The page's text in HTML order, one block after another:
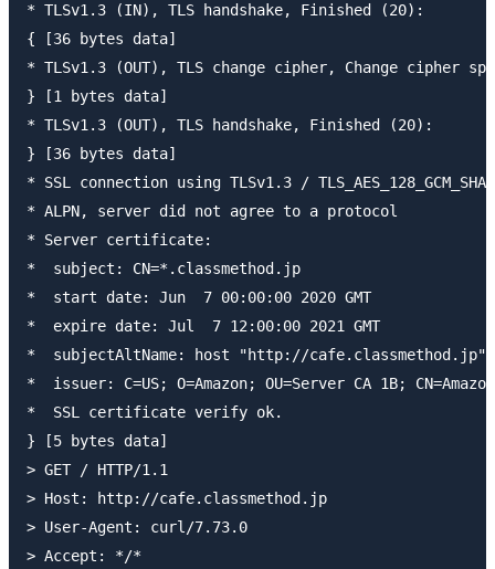
* TLSv1.3 (IN), TLS handshake, Finished (20):
{ [36 bytes data]
* TLSv1.3 (OUT), TLS change cipher, Change cipher
} [1 bytes data]
* TLSv1.3 (OUT), TLS handshake, Finished (20):
} [36 bytes data]
* SSL connection using TLSv1.3 /
* ALPN, server did not agree to a protocol
* Server certificate:
*  subject: CN=*.classmethod.jp
*  start date: Jun  7 00:00:00 2020 GMT
*  expire date: Jul  7 12:00:00 2021 GMT
*  subjectAltName: host "http://cafe.classmethod.jp"
*  issuer: C=US; O=Amazon; OU=Server CA 1B; CN=Amazon
*  SSL certificate verify ok.
} [5 bytes data]
> GET / HTTP/1.1
> Host: http://cafe.classmethod.jp
> User-Agent: curl/7.73.0
> Accept: */*